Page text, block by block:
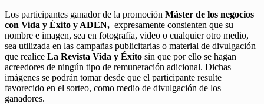
Los participantes ganador de la promoción Máster de los negocios
con Vida y Éxito y ADEN, expresamente consienten que su
nombre e imagen, sea en fotografía, video o cualquier otro medio,
sea utilizada en las campañas publicitarias o material de divulgación
que realice La Revista Vida y Éxito sin que por ello se hagan
acreedores de ningún tipo de remuneración adicional. Dichas
imágenes se podrán tomar desde que el participante resulte
favorecido en el sorteo, como medio de divulgación de los
ganadores.